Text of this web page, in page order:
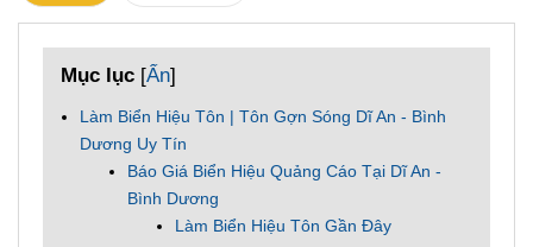
Mục lục [Ẩn]
Làm Biển Hiệu Tôn | Tôn Gợn Sóng Dĩ An - Bình
Dương Uy Tín
Báo Giá Biển Hiệu Quảng Cáo Tại Dĩ An -
Bình Dương
Làm Biển Hiệu Tôn Gần Đây